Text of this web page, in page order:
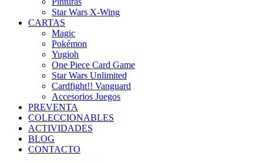
Star Wars X-Wing
CARTAS
Magic
Pokémon
Yugioh
One Piece Card Game
Star Wars Unlimited
Cardfight!! Vanguard
Accesorios Juegos
PREVENTA
COLECCIONABLES
ACTIVIDADES
BLOG
CONTACTO